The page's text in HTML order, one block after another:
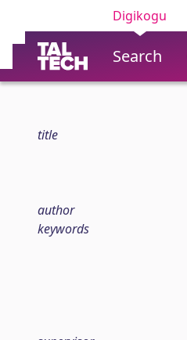
Digikogu
Search
title
author
keywords